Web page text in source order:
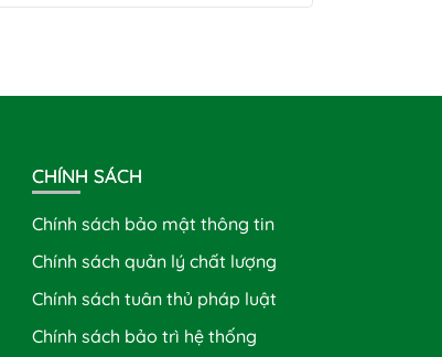
CHÍNH SÁCH
Chính sách bảo mật thông tin
Chính sách quản lý chất lượng
Chính sách tuân thủ pháp luật
Chính sách bảo trì hệ thống